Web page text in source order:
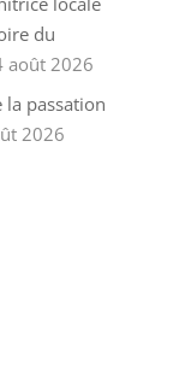
du
août 2026
la passation
2026